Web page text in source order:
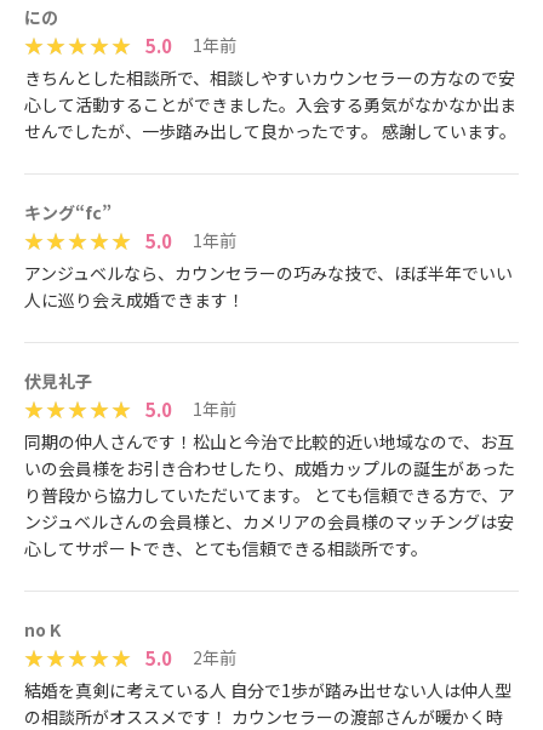
にの
5.0
1年前
きちんとした相談所で、相談しやすいカウンセラーの方なので安
心して活動することができました。入会する勇気がなかなか出ま
せんでしたが、一歩踏み出して良かったです。 感謝しています。
キング“fc”
5.0
1年前
アンジュベルなら、カウンセラーの巧みな技で、ほぼ半年でいい
人に巡り会え成婚できます！
伏見礼子
5.0
1年前
同期の仲人さんです！松山と今治で比較的近い地域なので、お互
いの会員様をお引き合わせしたり、成婚カップルの誕生があった
り普段から協力していただいてます。 とても信頼できる方で、ア
ンジュベルさんの会員様と、カメリアの会員様のマッチングは安
心してサポートでき、とても信頼できる相談所です。
no K
5.0
2年前
結婚を真剣に考えている人 自分で1歩が踏み出せない人は仲人型
の相談所がオススメです！ カウンセラーの渡部さんが暖かく時